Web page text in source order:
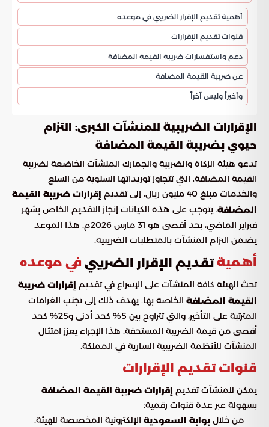
أهمية تقديم الإقرار الضريبي في موعده
قنوات تقديم الإقرارات
دعم واستفسارات ضريبة القيمة المضافة
عن ضريبة القيمة المضافة
وأخيراً وليس آخراً
الإقرارات الضريبية للمنشآت الكبرى: التزام
حيوي بضريبة القيمة المضافة
تدعو هيئة الزكاة والضريبة والجمارك المنشآت الخاضعة لضريبة
القيمة المضافة، التي تتجاوز توريداتها السنوية من السلع
والخدمات مبلغ 40 مليون ريال، إلى تقديم
إقرارات ضريبة القيمة
المضافة. يتوجب على هذه الكيانات إنجاز التقديم الخاص بشهر
فبراير الماضي، بحد أقصى هو 31 مارس 2026م. هذا الموعد
يضمن التزام المنشآت بالمتطلبات الضريبية.
أهميةتقديم الإقرار الضريبي في موعده
تحث الهيئة كافة المنشآت على الإسراع في تقديم إقرارات ضريبة
القيمة المضافة الخاصة بها. يهدف ذلك إلى تجنب الغرامات
المترتبة على التأخير، والتي تتراوح بين 5% كحد أدنى و25% كحد
أقصى من قيمة الضريبة المستحقة. هذا الإجراء يعزز امتثال
المنشآت للأنظمة الضريبية السارية في المملكة.
قنوات تقديم الإقرارات
يمكن للمنشآت تقديم إقرارات ضريبة القيمة المضافة
بسهولة عبر عدة قنوات رقمية:
من خلال بوابة السعودية الإلكترونية المخصصة للهيئة.